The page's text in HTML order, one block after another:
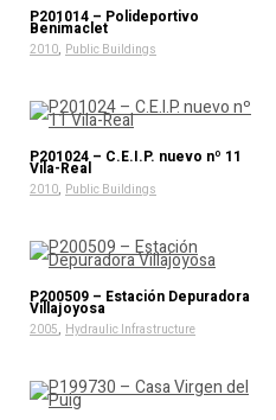
P201014 – Polideportivo
Benimaclet
2010, Public Buildings
P201024 – C.E.I.P. nuevo nº 11
Vila-Real
2010, Public Buildings
P200509 – Estación Depuradora
Villajoyosa
2005, Hydraulic Infrastructure